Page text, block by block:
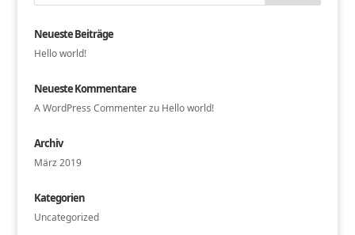
Neueste Beiträge
Hello world!
Neueste Kommentare
A WordPress Commenterzu Hello world!
Archiv
März 2019
Kategorien
Uncategorized